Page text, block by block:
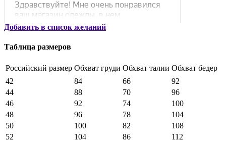
Добавить в список желаний
Таблица размеров
Российский размер Обхват груди Обхват талии Обхват бедер
42
84 66
92
44
88 70
96
46
92 74
100
48
96 78
104
50
100 82
108
52
104 86
112